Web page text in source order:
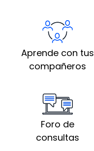
Aprende con tus
compañeros
Foro de
consultas